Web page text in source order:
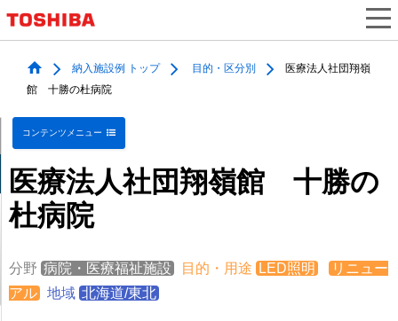
納入施設例 トップ 目的・区分別
医療法人社団翔嶺
館 十勝の杜病院
コンテンツメニュー
医療法人社団翔嶺館 十勝の
杜病院
分野 病院・医療福祉施設 目的・用途 LED照明
リニュー
アル
地域 北海道/東北